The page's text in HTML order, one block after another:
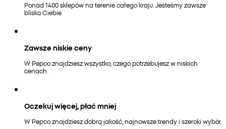
Ponad 1400 sklepów na terenie całego kraju. Jesteśmy zawsze
blisko Ciebie.
Zawsze niskie ceny
W Pepco znajdziesz wszystko, czego potrzebujesz w niskich
cenach.
Oczekuj więcej, płać mniej
W Pepco znajdziesz dobrą jakość, najnowsze trendy i szeroki wybór.